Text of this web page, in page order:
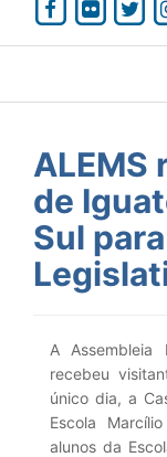
ALEMS
de
Sul
A
recebeu
único dia, a
Escola
alunos da